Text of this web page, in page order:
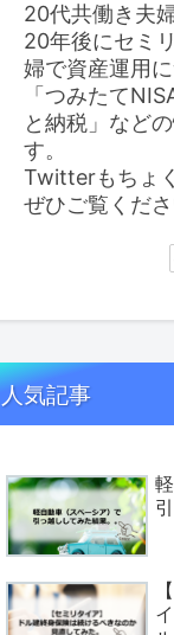
20代共働き夫
20年後にセミ
婦で資産運用
「つみたて
と納税」など
す。
Twitterもちょ
ぜひご覧くださ
人気記事